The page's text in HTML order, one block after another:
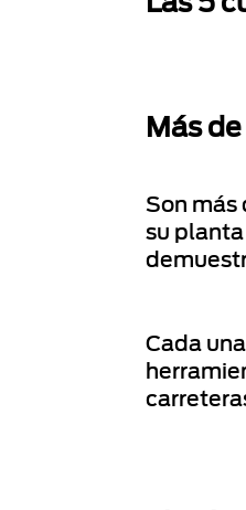
Más
Son más
su planta
Cada